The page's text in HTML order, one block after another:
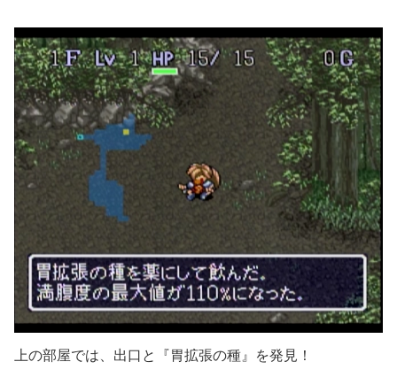
上の部屋では、出口と『胃拡張の種』を発見！